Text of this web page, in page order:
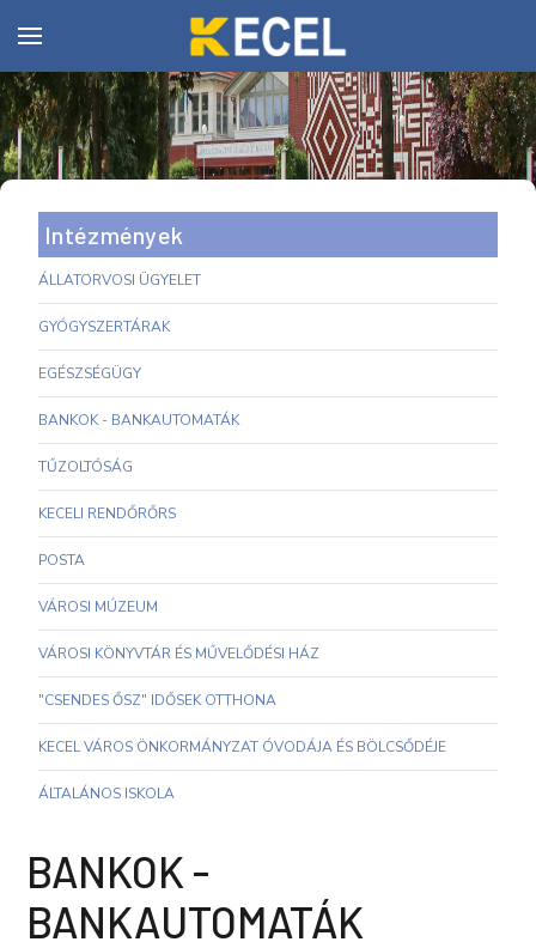
Intézmények
ÁLLATORVOSI ÜGYELET
GYÓGYSZERTÁRAK
EGÉSZSÉGÜGY
BANKOK - BANKAUTOMATÁK
TŰZOLTÓSÁG
KECELI RENDŐRŐRS
POSTA
VÁROSI MÚZEUM
VÁROSI KÖNYVTÁR ÉS MŰVELŐDÉSI HÁZ
"CSENDES ŐSZ" IDŐSEK OTTHONA
KECEL VÁROS ÖNKORMÁNYZAT ÓVODÁJA ÉS BÖLCSŐDÉJE
ÁLTALÁNOS ISKOLA
BANKOK -
BANKAUTOMATÁK